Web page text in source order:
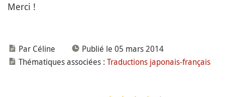
Merci !
Par Céline
Publié le 05 mars 2014
Thématiques associées : Traductions japonais-français